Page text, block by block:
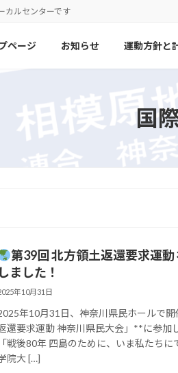
カルセンターです
ページ お知らせ 運動方針と
国
第39回 北方領土返還要求運
しました！
年10月31日
年10月31日、神奈川県民ホールで
還要求運動 神奈川県民大会」**に参加
「戦後80年 四島のために、いま私たち
院大 […]